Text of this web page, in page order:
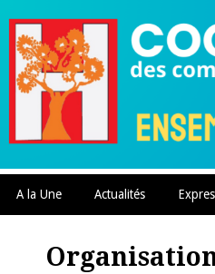
content
A la Une Actualités